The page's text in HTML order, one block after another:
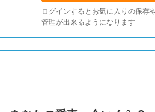
ログインするとお気に入りの保存
管理が出来るようになります